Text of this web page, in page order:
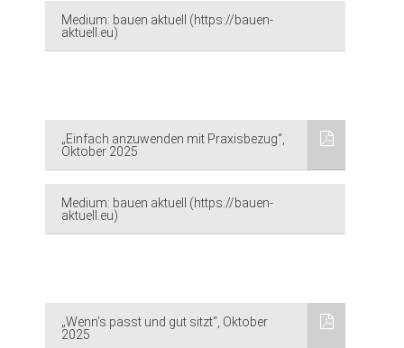
Medium: bauen aktuell (https://bauen-
aktuell.eu)
„Einfach anzuwenden mit Praxisbezug“,
Oktober 2025
Medium: bauen aktuell (https://bauen-
aktuell.eu)
„Wenn’s passt und gut sitzt“, Oktober
2025